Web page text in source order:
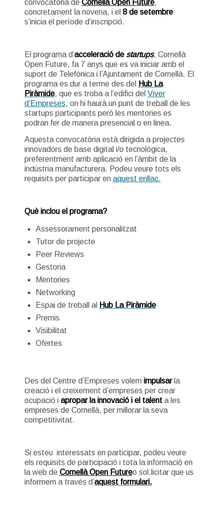
convocatòria de Cornellà Open Future,
concretament la novena, i el 8 de setembre
s’inicia el període d’inscripció.
El programa d’acceleració de startups, Cornellà
Open Future, fa 7 anys que es va iniciar amb el
suport de Telefònica i l’Ajuntament de Cornellà. El
programa es dur a terme des del Hub La
Piràmide, que es troba a l’edifici del Viver
d’Empreses, on hi haurà un punt de treball de les
startups participants però les mentories es
podran fer de manera presencial o en linea.
Aquesta convocatòria està dirigida a projectes
innovadors de base digital i/o tecnològica,
preferentment amb aplicació en l’àmbit de la
indústria manufacturera. Podeu veure tots els
requisits per participar en aquest enllaç.
Què inclou el programa?
Assessorament personalitzat
Tutor de projecte
Peer Reviews
Gestoria
Mentories
Networking
Espai de treball al Hub La Piràmide
Premis
Visibilitat
Ofertes
Des del Centre d’Empreses volem impulsarla
creació i el creixement d’empreses per crear
ocupació i apropar la innovació i el talenta les
empreses de Cornellà, per millorar la seva
competitivitat.
Si esteu interessats en participar, podeu veure
els requisits de participació i tota la informació en
la web de Cornellà Open Futureo sol.licitar que us
informem a través d’aquest formulari.